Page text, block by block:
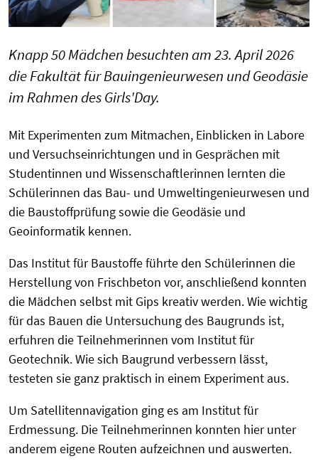
Knapp 50 Mädchen besuchten am 23. April 2026
die Fakultät für Bauingenieurwesen und Geodäsie
im Rahmen des Girls'Day.
Mit Experimenten zum Mitmachen, Einblicken in Labore
und Versuchseinrichtungen und in Gesprächen mit
Studentinnen und Wissenschaftlerinnen lernten die
Schülerinnen das Bau- und Umweltingenieurwesen und
die Baustoffprüfung sowie die Geodäsie und
Geoinformatik kennen.
Das Institut für Baustoffe führte den Schülerinnen die
Herstellung von Frischbeton vor, anschließend konnten
die Mädchen selbst mit Gips kreativ werden. Wie wichtig
für das Bauen die Untersuchung des Baugrunds ist,
erfuhren die Teilnehmerinnen vom Institut für
Geotechnik. Wie sich Baugrund verbessern lässt,
testeten sie ganz praktisch in einem Experiment aus.
Um Satellitennavigation ging es am Institut für
Erdmessung. Die Teilnehmerinnen konnten hier unter
anderem eigene Routen aufzeichnen und auswerten.